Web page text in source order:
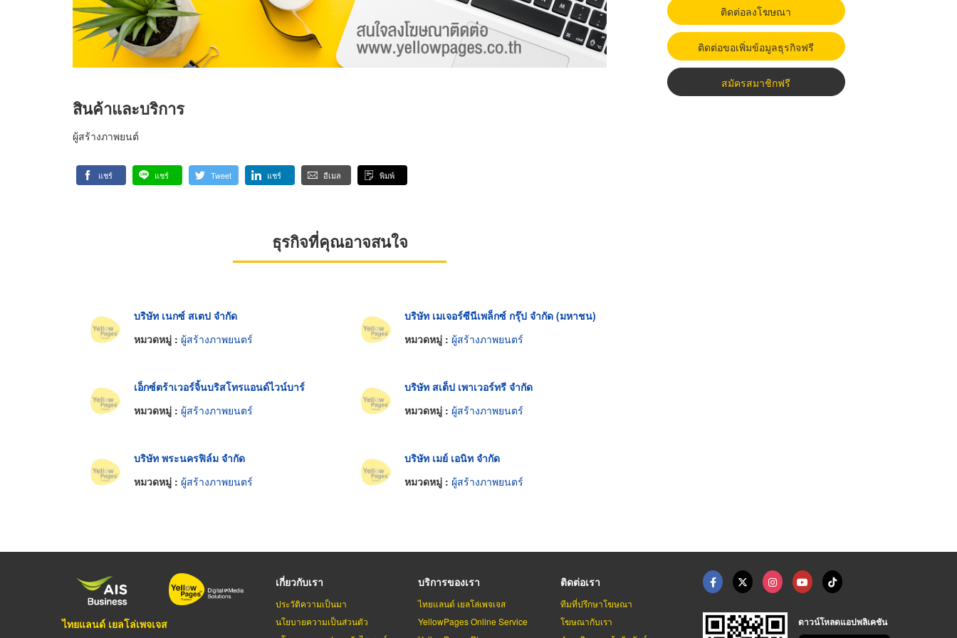
สินค้าและบริการ
ผู้สร้างภาพยนต์
แชร์ แชร์ Tweet แชร์ อีเมล พิมพ์
ธุรกิจที่คุณอาจสนใจ
บริษัท เนกซ์ สเตป จำกัด
หมวดหมู่ : ผู้สร้างภาพยนตร์
บริษัท เมเจอร์ซีนีเพล็กซ์ กรุ๊ป จำกัด (มหาชน)
หมวดหมู่ : ผู้สร้างภาพยนตร์
เอ็กซ์ตร้าเวอร์จิ้นบริสโทรแอนด์ไวน์บาร์
หมวดหมู่ : ผู้สร้างภาพยนตร์
บริษัท สเต็ป เพาเวอร์ทรี จำกัด
หมวดหมู่ : ผู้สร้างภาพยนตร์
บริษัท พระนครฟิล์ม จำกัด
หมวดหมู่ : ผู้สร้างภาพยนตร์
บริษัท เมย์ เอนิท จำกัด
หมวดหมู่ : ผู้สร้างภาพยนตร์
ติดต่อลงโฆษณา
ติดต่อขอเพิ่มข้อมูลธุรกิจฟรี
สมัครสมาชิกฟรี
ไทยแลนด์ เยลโล่เพจเจส
เกี่ยวกับเรา
ประวัติความเป็นมา
นโยบายความเป็นส่วนตัว
บริการของเรา
ไทยแลนด์ เยลโล่เพจเจส
YellowPages Online Service
ติดต่อเรา
ทีมที่ปรึกษาโฆษณา
โฆษณากับเรา
ดาวน์โหลดแอปพลิเคชัน